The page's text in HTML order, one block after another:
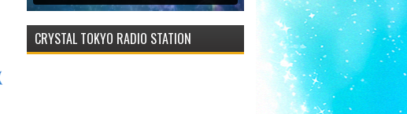
CRYSTAL TOKYO RADIO STATION